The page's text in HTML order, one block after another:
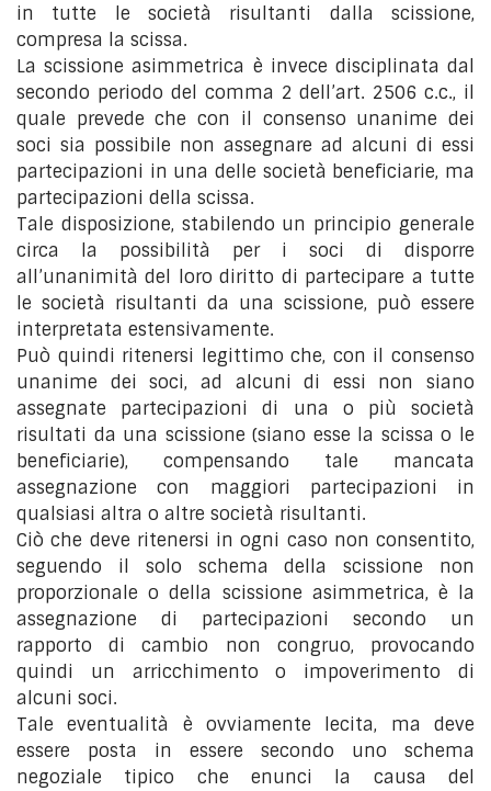
in tutte le società risultanti dalla scissione,
compresa la scissa.
La scissione asimmetrica è invece disciplinata dal
secondo periodo del comma 2 dell’art. 2506 c.c., il
quale prevede che con il consenso unanime dei
soci sia possibile non assegnare ad alcuni di essi
partecipazioni in una delle società beneficiarie, ma
partecipazioni della scissa.
Tale disposizione, stabilendo un principio generale
circa la possibilità per i soci di disporre
all’unanimità del loro diritto di partecipare a tutte
le società risultanti da una scissione, può essere
interpretata estensivamente.
Può quindi ritenersi legittimo che, con il consenso
unanime dei soci, ad alcuni di essi non siano
assegnate partecipazioni di una o più società
risultati da una scissione (siano esse la scissa o le
beneficiarie), compensando tale mancata
assegnazione con maggiori partecipazioni in
qualsiasi altra o altre società risultanti.
Ciò che deve ritenersi in ogni caso non consentito,
seguendo il solo schema della scissione non
proporzionale o della scissione asimmetrica, è la
assegnazione di partecipazioni secondo un
rapporto di cambio non congruo, provocando
quindi un arricchimento o impoverimento di
alcuni soci.
Tale eventualità è ovviamente lecita, ma deve
essere posta in essere secondo uno schema
negoziale tipico che enunci la causa del